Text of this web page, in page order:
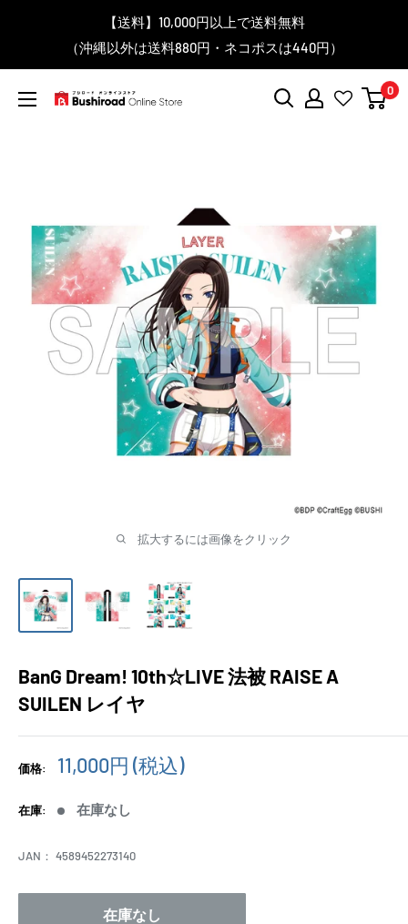
▼送料をおトクにお買物する方法をご紹介♪
【こちらをクリック】
【送料】10,000円以上で送料無料
（沖縄以外は送料880円・ネコポスは440円）
＼予約受付中！／
BanG Dream! ちゃむりぃ みに Ave Mujica 鮮美透涼 ver.販売
中！
▼「作品・ブランドから探す」で
欲しい商品を手に入れよう！
▼スムーズに商品を探すなら、
「カテゴリーから探す」を活用しよう！
▼お気に入り登録機能を活用しよう♪
【こちらをクリック】
ブ
ン
ラ
イ
ン
ス
ト
ア
0
拡大するには画像をクリック
BanG Dream! 10th☆LIVE 法被 RAISE A
SUILEN レイヤ
価格:
販
価
11,000円 (税込)
在庫: 在庫なし
JAN： 4589452273140
在庫なし